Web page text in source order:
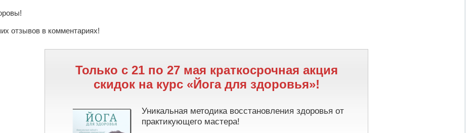
отзывов в комментариях!
Только с 21 по 27 мая краткосрочная акция
скидок на курс «Йога для здоровья»!
Уникальная методика восстановления здоровья от
практикующего мастера!